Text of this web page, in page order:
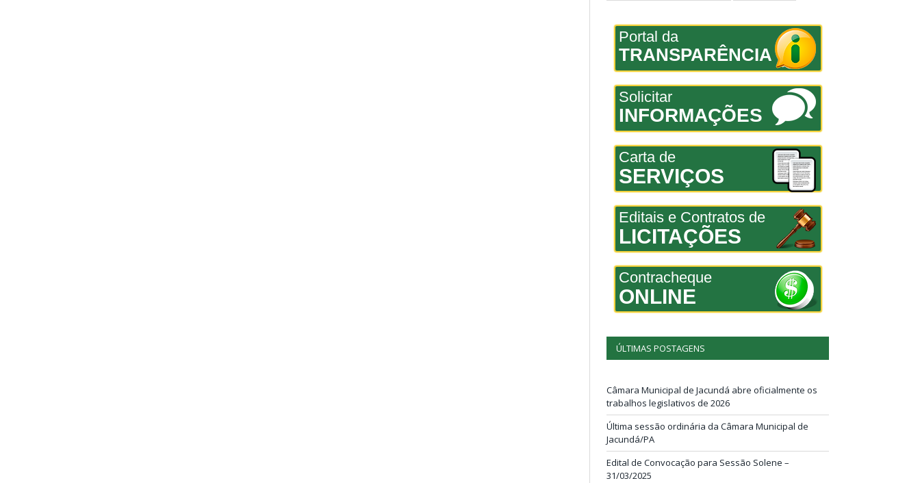
Portal da
TRANSPARÊNCIA
Solicitar
INFORMAÇÕES
Carta de
SERVIÇOS
Editais e Contratos de
LICITAÇÕES
Contracheque
ONLINE
ÚLTIMAS POSTAGENS
Câmara Municipal de Jacundá abre oficialmente os
trabalhos legislativos de 2026
Última sessão ordinária da Câmara Municipal de
Jacundá/PA
Edital de Convocação para Sessão Solene –
31/03/2025